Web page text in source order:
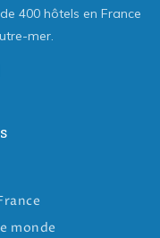
400 hôtels en France
mer.
monde